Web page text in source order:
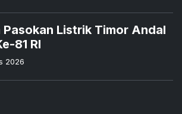
Pasokan Listrik Timor Andal
81 RI
2026